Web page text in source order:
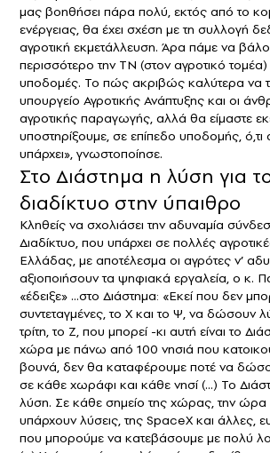
μας βοηθήσει πάρα πολύ, εκτός από το
ενέργειας, θα έχει σχέση με τη συλλογή
αγροτική εκμετάλλευση. Άρα πάμε να
περισσότερο την ΤΝ (στον αγροτικό
υποδομές. Το πώς ακριβώς καλύτερα να
υπουργείο Αγροτικής Ανάπτυξης και οι
αγροτικής παραγωγής, αλλά θα είμαστε
υποστηρίξουμε, σε επίπεδο υποδομής, ό,τι
υπάρχει», γνωστοποίησε.
Στο Διάστημα η λύση για
διαδίκτυο στην ύπαιθρο
Κληθείς να σχολιάσει την αδυναμία
Διαδίκτυο, που υπάρχει σε πολλές
Ελλάδας, με αποτέλεσμα οι αγρότες ν’
αξιοποιήσουν τα ψηφιακά εργαλεία, ο κ.
«έδειξε» …στο Διάστημα: «Εκεί που δεν
συντεταγμένες, το Χ και το Ψ, να δώσουν
τρίτη, το Ζ, που μπορεί -κι αυτή είναι το
χώρα με πάνω από 100 νησιά που
βουνά, δεν θα καταφέρουμε ποτέ να
σε κάθε χωράφι και κάθε νησί (…) Το
λύση. Σε κάθε σημείο της χώρας, την ώρα
υπάρχουν λύσεις, της SpaceX και άλλες,
που μπορούμε να κατεβάσουμε με πολύ